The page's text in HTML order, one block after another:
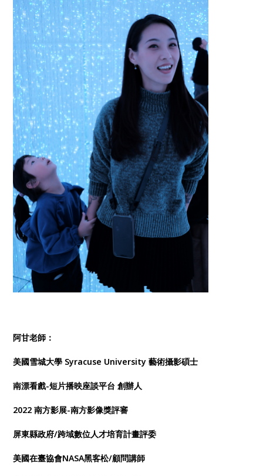
阿甘老師：
美國雪城大學 Syracuse University 藝術攝影碩士
南漂看戲-短片播映座談平台 創辦人
2022 南方影展-南方影像獎評審
屏東縣政府/跨域數位人才培育計畫評委
美國在臺協會NASA黑客松/顧問講師